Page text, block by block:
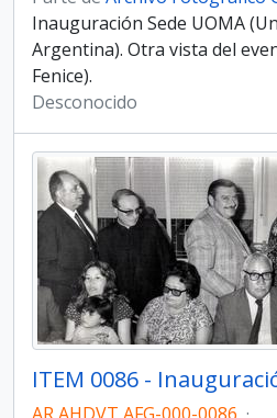
Inauguración Sede UOMA
Argentina). Otra vista del
Fenice).
Desconocido